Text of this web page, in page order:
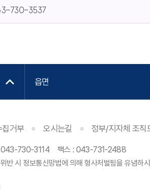
730-3537
읍면
집거부 오시는길 정부/지자체 조직
043-730-3114 팩스 : 043-731-2488
반 시 정보통신망법에 의해 형사처벌됨을 유념하